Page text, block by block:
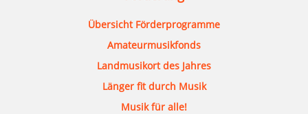
Übersicht Förderprogramme
Amateurmusikfonds
Landmusikort des Jahres
Länger fit durch Musik
Musik für alle!